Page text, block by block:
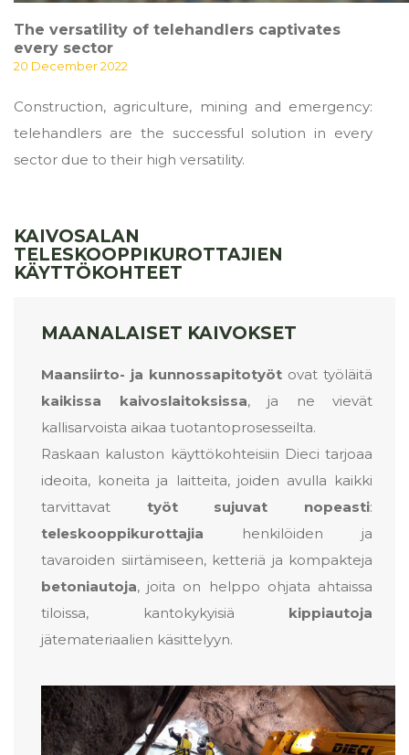
The versatility of telehandlers captivates
every sector
20 December 2022
Construction, agriculture, mining and emergency:
telehandlers are the successful solution in every
sector due to their high versatility.
KAIVOSALAN
TELESKOOPPIKUROTTAJIEN
KÄYTTÖKOHTEET
MAANALAISET KAIVOKSET
Maansiirto- ja kunnossapitotyöt ovat työläitä
kaikissa kaivoslaitoksissa, ja ne vievät
kallisarvoista aikaa tuotantoprosesseilta.
Raskaan kaluston käyttökohteisiin Dieci tarjoaa
ideoita, koneita ja laitteita, joiden avulla kaikki
tarvittavat työt sujuvat nopeasti:
teleskooppikurottajia henkilöiden ja
tavaroiden siirtämiseen, ketteriä ja kompakteja
betoniautoja, joita on helppo ohjata ahtaissa
tiloissa, kantokykyisiä kippiautoja
jätemateriaalien käsittelyyn.